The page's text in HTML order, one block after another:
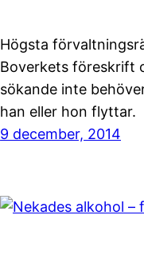
Högsta
Boverkets föreskrift
sökande inte
han eller hon flyttar.
9 december, 2014